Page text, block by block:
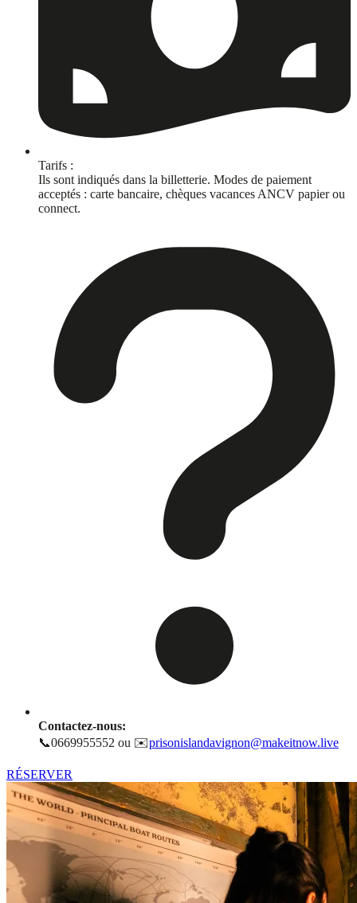
Tarifs :
Ils sont indiqués dans la billetterie. Modes de paiement
acceptés : carte bancaire, chèques vacances ANCV papier ou
connect.
Contactez-nous:
📞0669955552 ou ✉️prisonislandavignon@makeitnow.live
RÉSERVER